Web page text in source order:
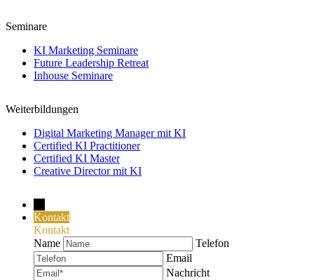
Seminare
KI Marketing Seminare
Future Leadership Retreat
Inhouse Seminare
Weiterbildungen
Digital Marketing Manager mit KI
Certified KI Practitioner
Certified KI Master
Creative Director mit KI
Kontakt
Kontakt
Name
Telefon
Email
Nachricht